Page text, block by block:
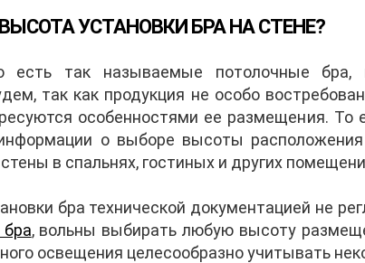
УСТАНОВКИ БРА НА СТЕНЕ?
есть так называемые потолочные
так как продукция не особо
особенностями ее размещения. То
о выборе высоты расположения
в спальнях, гостиных и других
бра технической документацией не
бра, вольны выбирать любую высоту
освещения целесообразно учитывать